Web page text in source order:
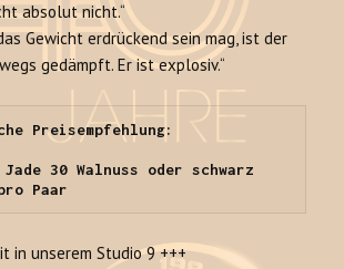
absolut nicht.“
Gewicht erdrückend sein mag, ist der
gedämpft. Er ist explosiv.“
Preisempfehlung:
30 Walnuss oder schwarz
Paar
in unserem Studio 9 +++